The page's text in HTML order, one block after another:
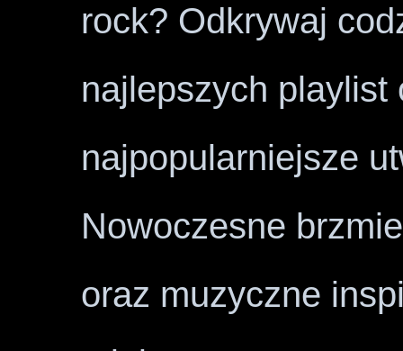
rock? Odkrywaj
najlepszych playlist
najpopularniejsze
Nowoczesne
oraz muzyczne